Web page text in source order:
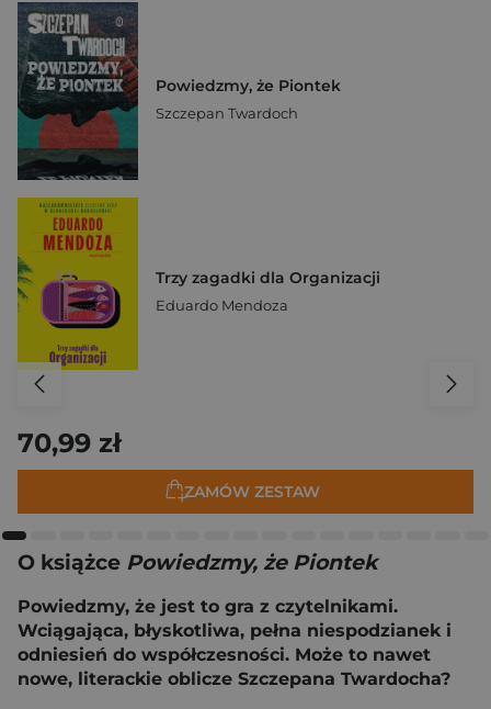
Powiedzmy, że Piontek
Szczepan Twardoch
Trzy zagadki dla Organizacji
Eduardo Mendoza
70,99 zł
ZAMÓW ZESTAW
O książce Powiedzmy, że Piontek
Powiedzmy, że jest to gra z czytelnikami.
Wciągająca, błyskotliwa, pełna niespodzianek i
odniesień do współczesności. Może to nawet
nowe, literackie oblicze Szczepana Twardocha?